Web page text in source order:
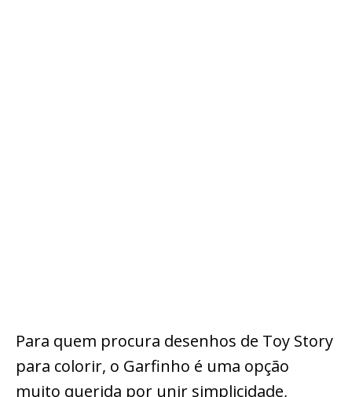
Para quem procura desenhos de Toy Story
para colorir, o Garfinho é uma opção
muito querida por unir simplicidade,